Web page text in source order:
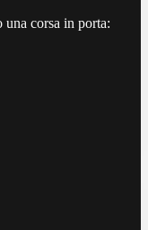
una corsa in porta: